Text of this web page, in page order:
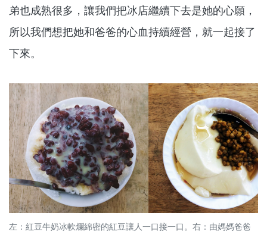
弟也成熟很多，讓我們把冰店繼續下去是她的心願，
所以我們想把她和爸爸的心血持續經營，就一起接了
下來。
左：紅豆牛奶冰軟爛綿密的紅豆讓人一口接一口。右：由媽媽爸爸